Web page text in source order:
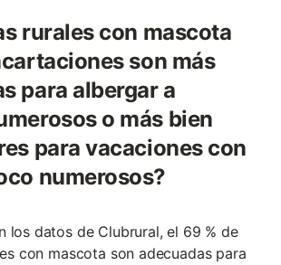
rurales con mascota
son más
para albergar a
o más bien
para vacaciones con
numerosos?
los datos de Clubrural, el 69 % de
con mascota son adecuadas para